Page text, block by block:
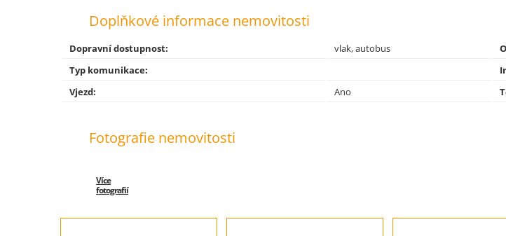
Doplňkové informace nemovitosti
Dopravní dostupnost: vlak, autobus
Typ komunikace:
Vjezd:
Ano
Fotografie nemovitosti
Více
fotografií